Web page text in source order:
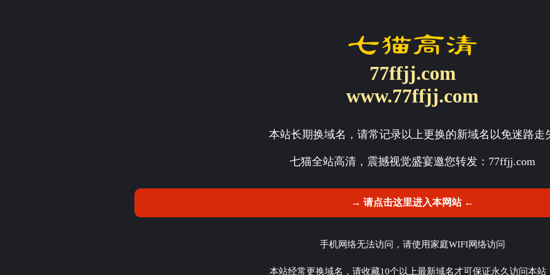
77ffjj.com
www.77ffjj.com
本站长期换域名，请常记录以上更换的新域名以免迷路走
七猫全站高清，震撼视觉盛宴邀您转发： 77ffjj.com
→ 请点击这里进入本网站 ←
手机网络无法访问，请使用家庭WIFI网络访问
本站经常更换域名，请收藏10个以上最新域名才可保证永久访问本站